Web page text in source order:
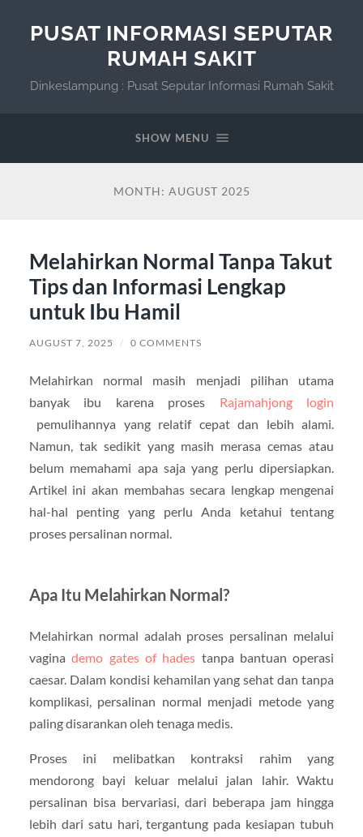
PUSAT INFORMASI SEPUTAR
RUMAH SAKIT
Dinkeslampung : Pusat Seputar Informasi Rumah Sakit
SHOW MENU
MONTH: AUGUST 2025
Melahirkan Normal Tanpa Takut
Tips dan Informasi Lengkap
untuk Ibu Hamil
AUGUST 7, 2025 / 0 COMMENTS
Melahirkan normal masih menjadi pilihan utama
banyak ibu karena proses Rajamahjong login
pemulihannya yang relatif cepat dan lebih alami.
Namun, tak sedikit yang masih merasa cemas atau
belum memahami apa saja yang perlu dipersiapkan.
Artikel ini akan membahas secara lengkap mengenai
hal-hal penting yang perlu Anda ketahui tentang
proses persalinan normal.
Apa Itu Melahirkan Normal?
Melahirkan normal adalah proses persalinan melalui
vaginademo gates of hades tanpa bantuan operasi
caesar. Dalam kondisi kehamilan yang sehat dan tanpa
komplikasi, persalinan normal menjadi metode yang
paling disarankan oleh tenaga medis.
Proses ini melibatkan kontraksi rahim yang
mendorong bayi keluar melalui jalan lahir. Waktu
persalinan bisa bervariasi, dari beberapa jam hingga
lebih dari satu hari, tergantung pada kesiapan tubuh